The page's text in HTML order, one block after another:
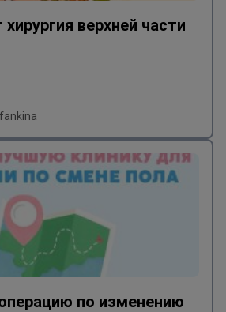
верхней части
по изменению